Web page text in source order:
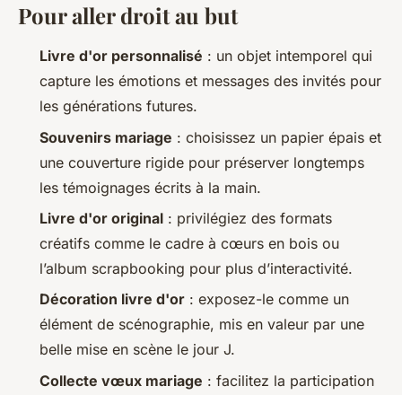
Top idées pour un livre d'or de
mariage unique et sur mesure
Camil•28/04/2026 16:02•13 min de lecture
Pour aller droit au but
Livre d'or personnalisé : un objet intemporel qui
capture les émotions et messages des invités pour
les générations futures.
Souvenirs mariage : choisissez un papier épais et
une couverture rigide pour préserver longtemps
les témoignages écrits à la main.
Livre d'or original : privilégiez des formats
créatifs comme le cadre à cœurs en bois ou
l’album scrapbooking pour plus d’interactivité.
Décoration livre d'or : exposez-le comme un
élément de scénographie, mis en valeur par une
belle mise en scène le jour J.
Collecte vœux mariage : facilitez la participation